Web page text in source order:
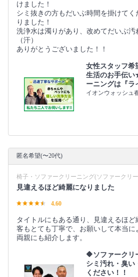
けました！
シミ抜きの方もだいぶ時間を掛けて
りました！
洗浄水は濁りがあり、改めてだいぶ汚
（汗）
ありがとうございました！！
女性スタッフ
生活のお手伝い
ーニングは『ラ
イオンウォッシュ
匿名希望(〜20代)
椅子・ソファークリーニング(ソファークリ
見違えるほど綺麗になりました
4.60
タイトルにもある通り、見違えるほ
客もとても丁寧で、お願いして本当
両親にも紹介します。
🔶ソファークリ
シミ汚れ・臭い
ください！！